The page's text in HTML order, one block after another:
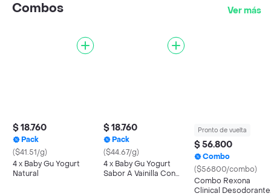
Combos Ver más
$ 18.760
Pack
($41.51/g)
4 x Baby Gu Yogurt
Natural
$ 18.760
Pack
($44.67/g)
4 x Baby Gu Yogurt
Sabor A Vainilla Con
Pronto de vuelta
$ 56.800
Combo
($56800/combo)
Combo Rexona
Clinical Desodorante